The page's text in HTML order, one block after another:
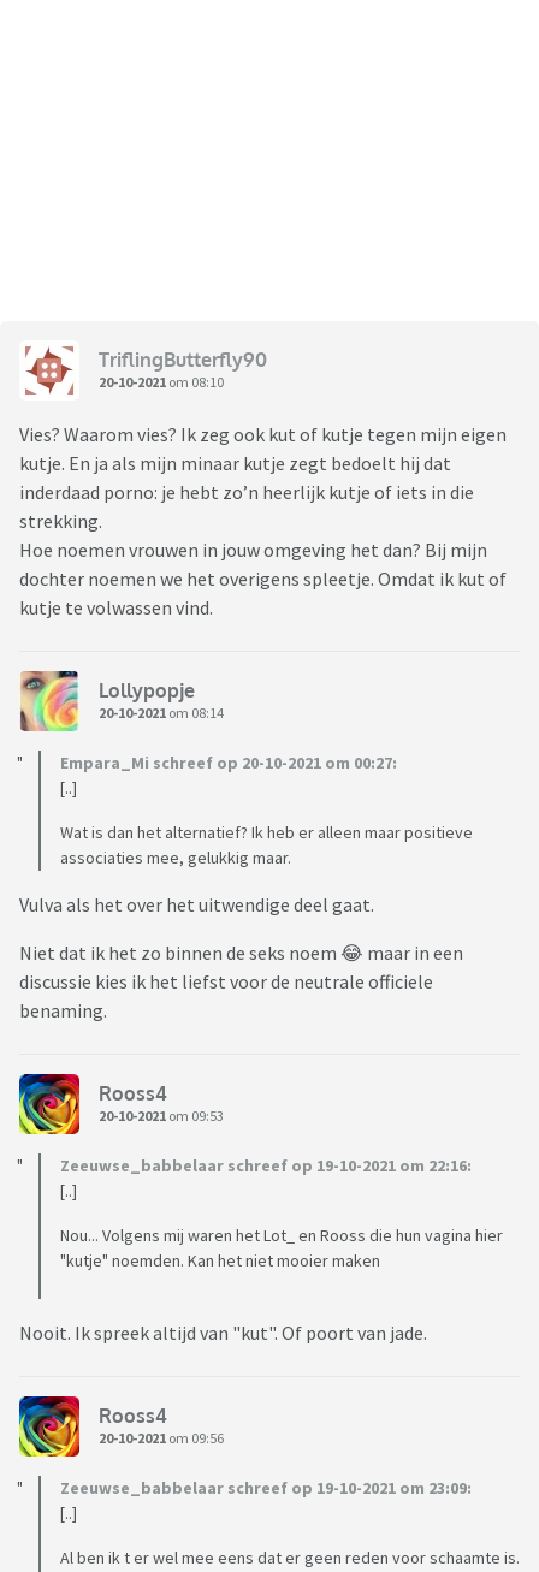
TriflingButterfly90
20-10-2021 om 08:10
Vies? Waarom vies? Ik zeg ook kut of kutje tegen mijn eigen
kutje. En ja als mijn minaar kutje zegt bedoelt hij dat
inderdaad porno: je hebt zo’n heerlijk kutje of iets in die
strekking.
Hoe noemen vrouwen in jouw omgeving het dan? Bij mijn
dochter noemen we het overigens spleetje. Omdat ik kut of
kutje te volwassen vind.
Lollypopje
20-10-2021 om 08:14
Empara_Mi schreef op 20-10-2021 om 00:27:
[..]
Wat is dan het alternatief? Ik heb er alleen maar positieve
associaties mee, gelukkig maar.
Vulva als het over het uitwendige deel gaat.
Niet dat ik het zo binnen de seks noem 😂 maar in een
discussie kies ik het liefst voor de neutrale officiele
benaming.
Rooss4
20-10-2021 om 09:53
Zeeuwse_babbelaar schreef op 19-10-2021 om 22:16:
[..]
Nou... Volgens mij waren het Lot_ en Rooss die hun vagina hier
"kutje" noemden. Kan het niet mooier maken
Nooit. Ik spreek altijd van "kut". Of poort van jade.
Rooss4
20-10-2021 om 09:56
Zeeuwse_babbelaar schreef op 19-10-2021 om 23:09:
[..]
Al ben ik t er wel mee eens dat er geen reden voor schaamte is.